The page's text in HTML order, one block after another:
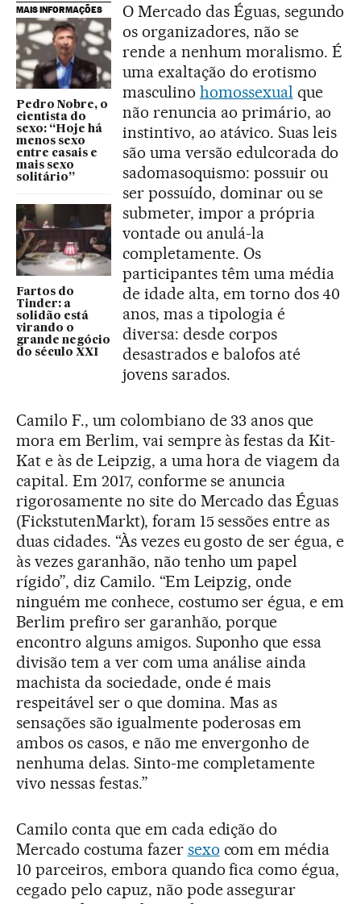
MAIS INFORMAÇÕES
Pedro Nobre, o
cientista do
sexo: “Hoje há
menos sexo
entre casais e
mais sexo
solitário”
Fartos do
Tinder: a
solidão está
virando o
grande negócio
do século XXI
O Mercado das Éguas, segundo
os organizadores, não se
rende a nenhum moralismo. É
uma exaltação do erotismo
masculino homossexual que
não renuncia ao primário, ao
instintivo, ao atávico. Suas leis
são uma versão edulcorada do
sadomasoquismo: possuir ou
ser possuído, dominar ou se
submeter, impor a própria
vontade ou anulá-la
completamente. Os
participantes têm uma média
de idade alta, em torno dos 40
anos, mas a tipologia é
diversa: desde corpos
desastrados e balofos até
jovens sarados.
Camilo F., um colombiano de 33 anos que
mora em Berlim, vai sempre às festas da Kit-
Kat e às de Leipzig, a uma hora de viagem da
capital. Em 2017, conforme se anuncia
rigorosamente no site do Mercado das Éguas
(FickstutenMarkt), foram 15 sessões entre as
duas cidades. “Às vezes eu gosto de ser égua, e
às vezes garanhão, não tenho um papel
rígido”, diz Camilo. “Em Leipzig, onde
ninguém me conhece, costumo ser égua, e em
Berlim prefiro ser garanhão, porque
encontro alguns amigos. Suponho que essa
divisão tem a ver com uma análise ainda
machista da sociedade, onde é mais
respeitável ser o que domina. Mas as
sensações são igualmente poderosas em
ambos os casos, e não me envergonho de
nenhuma delas. Sinto-me completamente
vivo nessas festas.”
Camilo conta que em cada edição do
Mercado costuma fazer sexo com em média
10 parceiros, embora quando fica como égua,
cegado pelo capuz, não pode assegurar